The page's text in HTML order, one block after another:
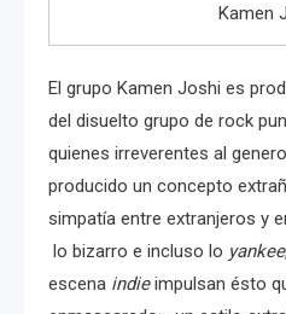
Kamen
El grupo Kamen Joshi es
del disuelto grupo de rock
quienes irreverentes al
producido un concepto
simpatía entre extranjeros y
lo bizarro e incluso lo yankee
escena indieimpulsan ésto